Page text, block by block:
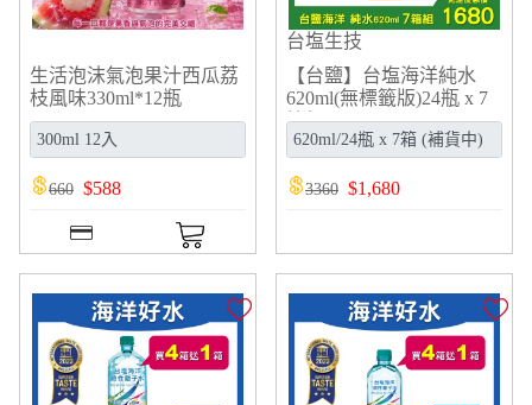
生活泡沫氣泡果汁西瓜荔
枝風味330ml*12瓶
660 $588
台塩生技
【台鹽】台塩海洋純水
620ml(無標籤版)24瓶 x 7
箱組
3360 $1,680